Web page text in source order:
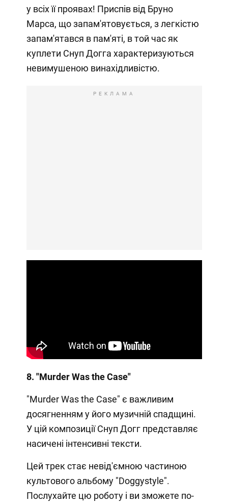
у всіх її проявах! Приспів від Бруно
Марса, що запам'ятовується, з легкістю
запам'ятався в пам'яті, в той час як
куплети Снуп Догга характеризуються
невимушеною винахідливістю.
РЕКЛАМА
8. "Murder Was the Case"
"Murder Was the Case" є важливим
досягненням у його музичній спадщині.
У цій композиції Снуп Догг представляє
насичені інтенсивні тексти.
Цей трек стає невід'ємною частиною
культового альбому "Doggystyle".
Послухайте цю роботу і ви зможете по-